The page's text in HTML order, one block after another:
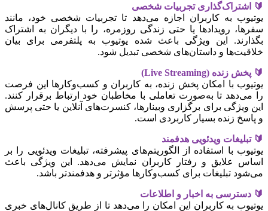
🔰 اشتراک‌گذاری تجربیات شخصی
یوتیوب به کاربران اجازه می‌دهد تا تجربیات شخصی خود، مانند
سفرها، رویدادها یا حتی زندگی روزمره، را با دیگران به اشتراک
بگذارند. این ویژگی باعث شده یوتیوب به پلتفرمی برای بیان
خلاقیت‌ها و داستان‌های شخصی تبدیل شود.
🔰 پخش زنده (Live Streaming)
یوتیوب با امکان پخش زنده، به کاربران و کسب‌وکارها این فرصت
را می‌دهد تا به‌صورت تعاملی با مخاطبان خود ارتباط برقرار کنند.
این ویژگی برای برگزاری وبینارها، کنسرت‌های آنلاین یا حتی پرسش
و پاسخ زنده بسیار کاربردی است.
🔰 تبلیغات ویدئویی هدفمند
یوتیوب با استفاده از الگوریتم‌های پیشرفته، تبلیغات ویدئویی را بر
اساس علایق و رفتار کاربران نمایش می‌دهد. این ویژگی باعث
می‌شود تبلیغات برای کسب‌وکارها مؤثرتر و هدفمندتر باشد.
🔰 دسترسی به اخبار و اطلاعات
یوتیوب به کاربران این امکان را می‌دهد تا از طریق کانال‌های خبری